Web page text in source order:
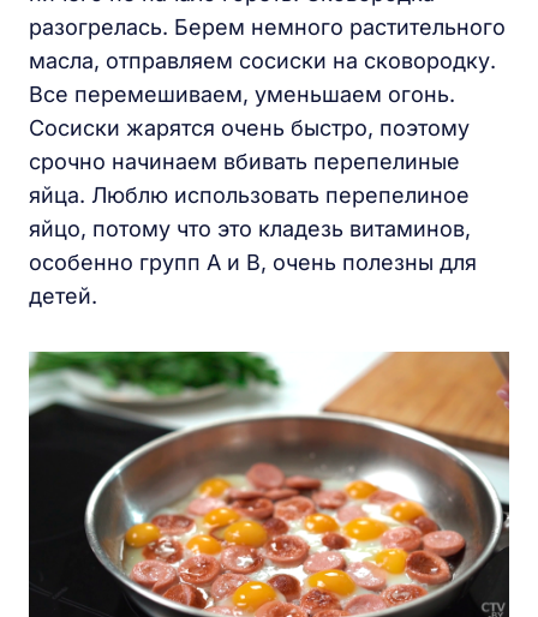
разогрелась. Берем немного растительного
масла, отправляем сосиски на сковородку.
Все перемешиваем, уменьшаем огонь.
Сосиски жарятся очень быстро, поэтому
срочно начинаем вбивать перепелиные
яйца. Люблю использовать перепелиное
яйцо, потому что это кладезь витаминов,
особенно групп А и В, очень полезны для
детей.